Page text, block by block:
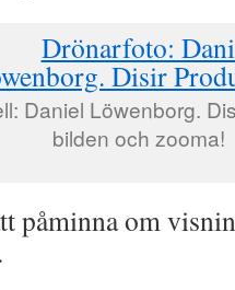
Daniel Löwenborg.
bilden och zooma!
påminna om